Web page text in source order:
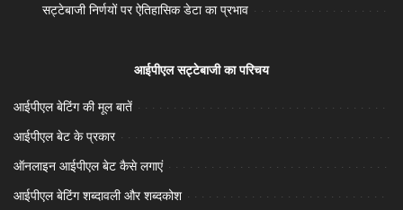
सट्टेबाजी निर्णयों पर ऐतिहासिक डेटा का प्रभाव
आईपीएल सट्टेबाजी का परिचय
आईपीएल बेटिंग की मूल बातें
आईपीएल बेट के प्रकार
ऑनलाइन आईपीएल बेट कैसे लगाएं
आईपीएल बेटिंग शब्दावली और शब्दकोश